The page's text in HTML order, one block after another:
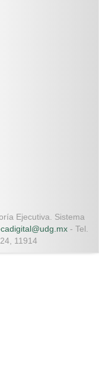
Ejecutiva. Sistema
- Tel.
11914